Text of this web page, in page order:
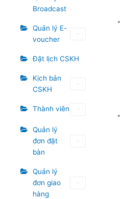
Broadcast
Quản lý E-
voucher
Đặt lịch CSKH
Kịch bản
CSKH
Thành viên
Quản lý
đơn đặt
bàn
Quản lý
đơn giao
hàng